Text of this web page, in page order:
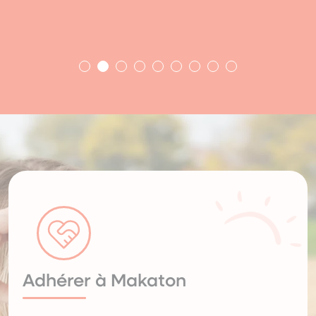
Adhérer à Makaton